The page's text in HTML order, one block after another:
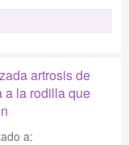
artrosis de
a la rodilla que
a: